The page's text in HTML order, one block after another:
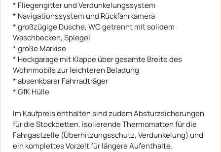
* Fliegengitter und Verdunkelungssystem
* Navigationssystem und Rückfahrkamera
* großzügige Dusche, WC getrennt mit solidem
Waschbecken, Spiegel
* große Markise
* Heckgarage mit Klappe über gesamte Breite des
Wohnmobils zur leichteren Beladung
* absenkbarer Fahrradträger
* GfK Hülle
Im Kaufpreis enthalten sind zudem Absturzsicherungen
für die Stockbetten, isolierende Thermomatten für die
Fahrgastzelle (Überhitzungsschutz, Verdunkelung) und
ein komplettes Vorzelt für längere Aufenthalte.